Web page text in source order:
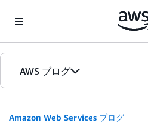
AWS ブログ
Amazon Web Services ブログ